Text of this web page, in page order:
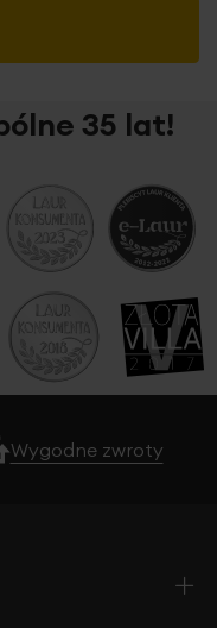
35 lat!
Wygodne zwroty